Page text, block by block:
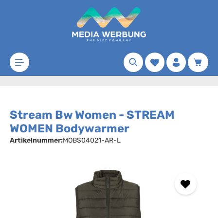
Zum Hauptinhalt springen
Merkzettel
Stream Bw Women - STREAM
WOMEN Bodywarmer
Artikelnummer:MOBS04021-AR-L